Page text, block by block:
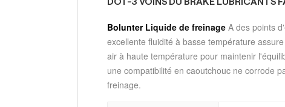
Bolunter Liquide de freinageA des points
excellente fluidité à basse température
air à haute température pour maintenir
une compatibilité en caoutchouc ne corrode
freinage.